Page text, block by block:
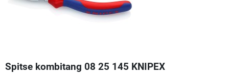
Spitse kombitang 08 25 145 KNIPEX